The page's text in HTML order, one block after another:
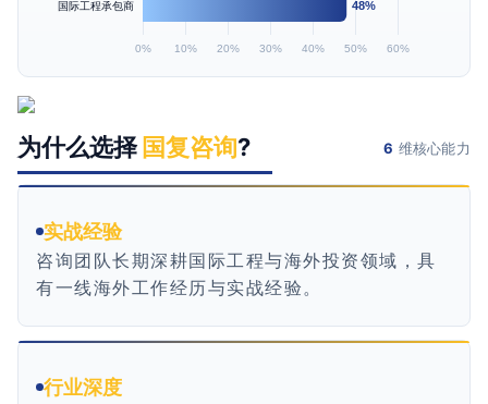
为什么选择 国复咨询? 6 维核心能力
实战经验
咨询团队长期深耕国际工程与海外投资领域，具
有一线海外工作经历与实战经验。
行业深度